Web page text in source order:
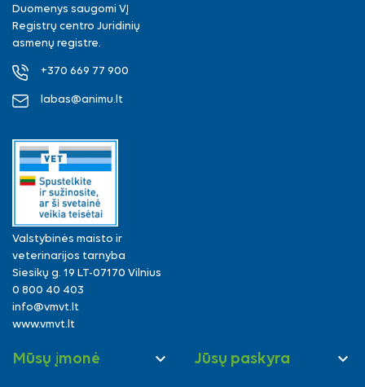
Duomenys saugomi VĮ
Registrų centro Juridinių
asmenų registre.
+370 669 77 900
labas@animu.lt
Valstybinės maisto ir
veterinarijos tarnyba
Siesikų g. 19 LT-07170 Vilnius
0 800 40 403
info@vmvt.lt
www.vmvt.lt
Mūsų įmonė  Jūsų paskyra 